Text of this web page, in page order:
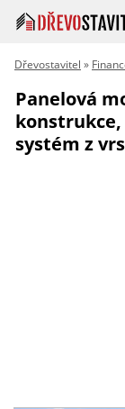
Dřevostavitel »
Panelová
konstrukce,
systém z